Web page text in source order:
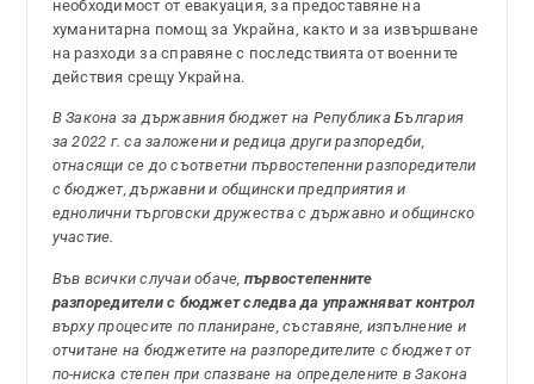
необходимост от евакуация, за предоставяне на
хуманитарна помощ за Украйна, както и за извършване
на разходи за справяне с последствията от военните
действия срещу Украйна.
В Закона за държавния бюджет на Република България
за 2022 г. са заложени и редица други разпоредби,
отнасящи се до съответни първостепенни разпоредители
с бюджет, държавни и общински предприятия и
еднолични търговски дружества с държавно и общинско
участие.
Във всички случаи обаче, първостепенните
разпоредители с бюджет следва да упражняват контрол
върху процесите по планиране, съставяне, изпълнение и
отчитане на бюджетите на разпоредителите с бюджет от
по-ниска степен при спазване на определените в Закона